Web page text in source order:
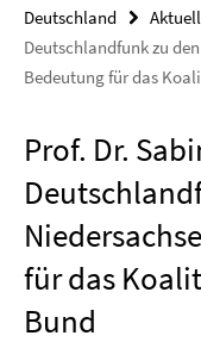
Deutschland
Deutschlandfunk zu
Bedeutung für das
Prof. Dr.
für das
Bund